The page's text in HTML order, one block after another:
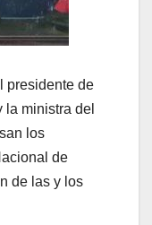
presidente de
la ministra del
los
de
de las y los